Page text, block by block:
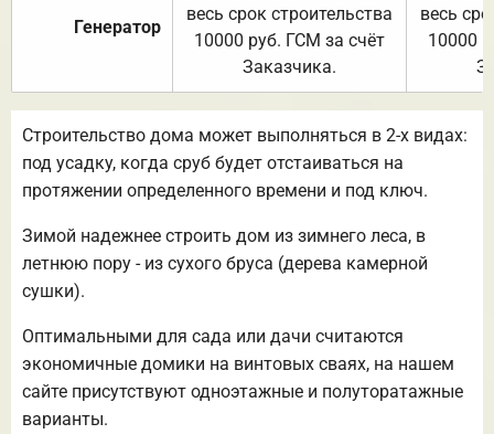
Генератор
весь срок строительства
10000 руб. ГСМ за счёт
Заказчика.
весь
10000
Строительство дома может выполняться в 2-х видах:
под усадку, когда сруб будет отстаиваться на
протяжении определенного времени и под ключ.
Зимой надежнее строить дом из зимнего леса, в
летнюю пору - из сухого бруса (дерева камерной
сушки).
Оптимальными для сада или дачи считаются
экономичные домики на винтовых сваях, на нашем
сайте присутствуют одноэтажные и полуторатажные
варианты.